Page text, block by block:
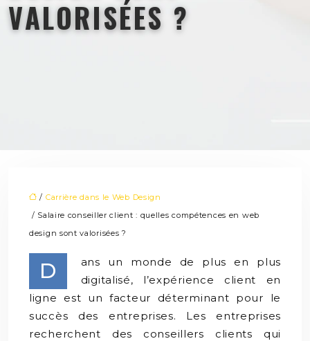
VALORISÉES ?
/ Carrière dans le Web Design
/ Salaire conseiller client : quelles compétences en web
design sont valorisées ?
D
ans un monde de plus en plus
digitalisé, l’expérience client en
ligne est un facteur déterminant pour le
succès des entreprises. Les entreprises
recherchent des conseillers clients qui